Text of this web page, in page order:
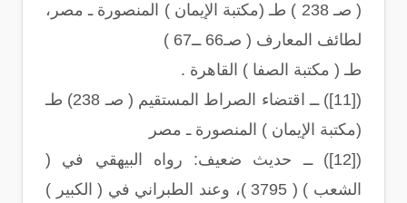
( صـ 238 ) طـ (مكتبة الإيمان ) المنصورة ـ مصر،
لطائف المعارف ( صـ66 ــ67 )
طـ ( مكتبة الصفا ) القاهرة .
([11]) ــ اقتضاء الصراط المستقيم ( صـ 238) طـ
(مكتبة الإيمان ) المنصورة ـ مصر
([12]) ــ حديث ضعيف: رواه البيهقي في (
الشعب ) ( 3795 )، وعند الطبراني في ( الكبير )